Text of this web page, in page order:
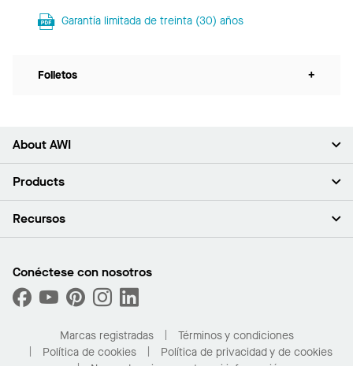
Garantía limitada de treinta (30) años
Folletos +
About AWI
Acerca de nosotros
Sala de prensa
¿Cuáles son mis opciones de compra?
Products
Plafones
Capacidades personalizadas
Desempeño
Recursos
Buscar un distribuidor
Solicitar muestras
Compre en línea con Kanopi
Para el hogar
Conéctese con nosotros
Marcas registradas
Términos y condiciones
Política de cookies
Política de privacidad y de cookies